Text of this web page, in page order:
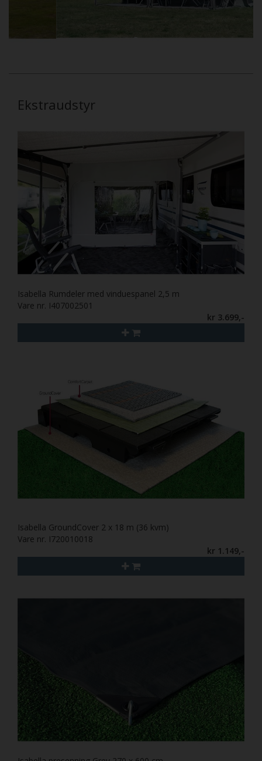
Ekstraudstyr
Isabella Rumdeler med vinduespanel 2,5 m
Vare nr. I407002501
kr 3.699,-
Isabella GroundCover 2 x 18 m (36 kvm)
Vare nr. I720010018
kr 1.149,-